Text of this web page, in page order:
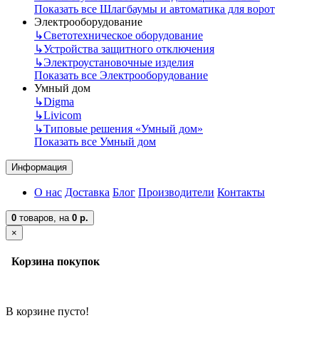
Показать все Шлагбаумы и автоматика для ворот
Электрооборудование
↳Светотехническое оборудование
↳Устройства защитного отключения
↳Электроустановочные изделия
Показать все Электрооборудование
Умный дом
↳Digma
↳Livicom
↳Типовые решения «Умный дом»
Показать все Умный дом
Информация
О нас Доставка Блог Производители Контакты
0 товаров, на 0 р.
×
Корзина покупок
В корзине пусто!